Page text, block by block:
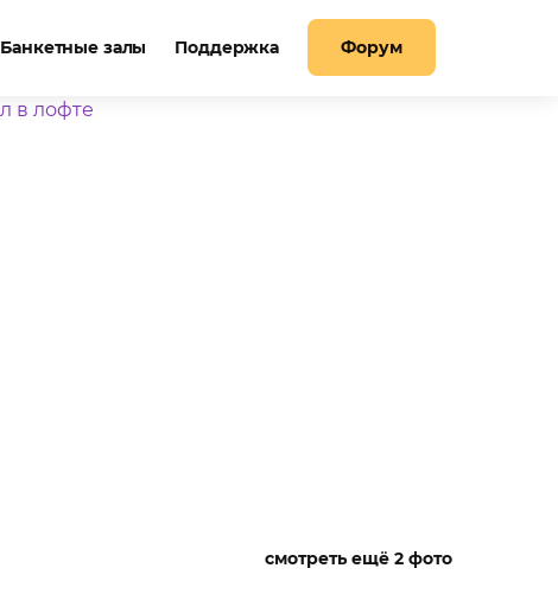
Банкетные залы Поддержка Форум
смотреть ещё 2 фото